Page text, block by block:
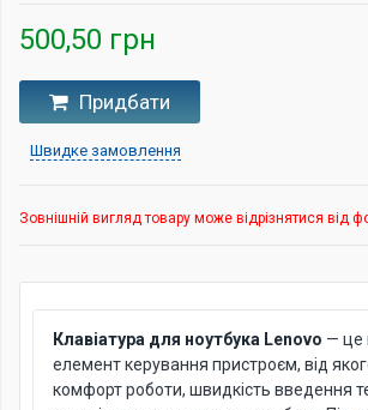
500,50 грн
Придбати
Швидке замовлення
Зовнішній вигляд товару може відрізнятися від
Клавіатура для ноутбука Lenovo — це
елемент керування пристроєм, від
комфорт роботи, швидкість введення